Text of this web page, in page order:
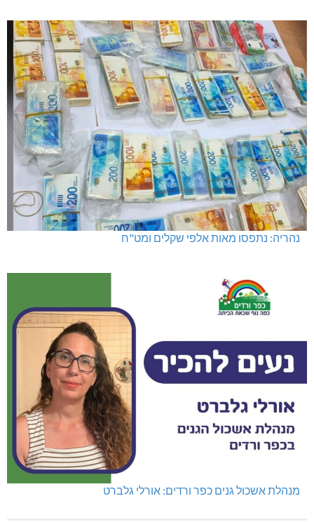
נהריה: נתפסו מאות אלפי שקלים ומט"ח
מנהלת אשכול גנים כפר ורדים: אורלי גלברט